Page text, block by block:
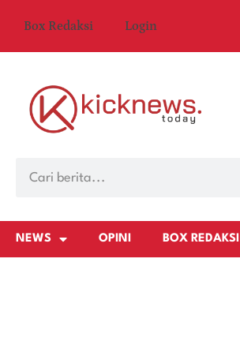
Box Redaksi Login
NEWS OPINI BOX REDAKSI